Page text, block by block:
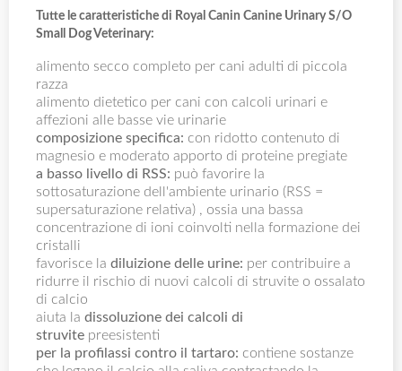
Tutte le caratteristiche di Royal Canin Canine Urinary S/O
Small Dog Veterinary:
alimento secco completo per cani adulti di piccola
razza
alimento dietetico per cani con calcoli urinari e
affezioni alle basse vie urinarie
composizione specifica: con ridotto contenuto di
magnesio e moderato apporto di proteine pregiate
a basso livello di RSS: può favorire la
sottosaturazione dell'ambiente urinario (RSS =
supersaturazione relativa) , ossia una bassa
concentrazione di ioni coinvolti nella formazione dei
cristalli
favorisce la diluizione delle urine: per contribuire a
ridurre il rischio di nuovi calcoli di struvite o ossalato
di calcio
aiuta la dissoluzione dei calcoli di
struvite preesistenti
per la profilassi contro il tartaro: contiene sostanze